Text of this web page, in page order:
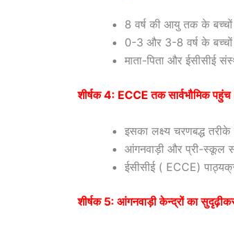
8 वर्ष की आयु तक के बच्चों
0-3 और 3-8 वर्ष के बच्चों
माता-पिता और ईसीसीई
शीर्षक 4: ECCE तक सार्वभौमिक
इसका लक्ष्य चरणबद्ध
आंगनवाड़ी और प्री-स्कूल
ईसीसीई ( ECCE)
शीर्षक 5: आंगनवाड़ी केन्द्रों का